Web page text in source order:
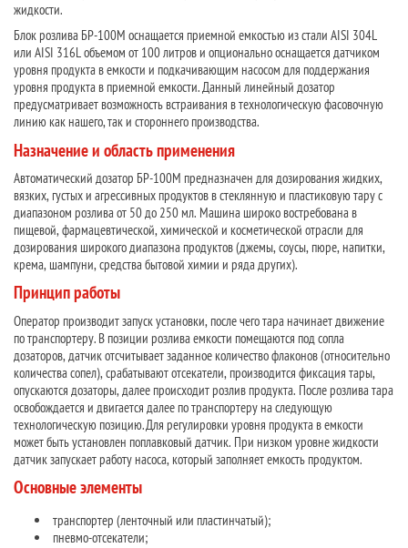
жидкости.
Блок розлива БР-100М оснащается приемной емкостью из стали AISI 304L
или AISI 316L объемом от 100 литров и опционально оснащается датчиком
уровня продукта в емкости и подкачивающим насосом для поддержания
уровня продукта в приемной емкости. Данный линейный дозатор
предусматривает возможность встраивания в технологическую фасовочную
линию как нашего, так и стороннего производства.
Назначение и область применения
Автоматический дозатор БР-100М предназначен для дозирования жидких,
вязких, густых и агрессивных продуктов в стеклянную и пластиковую тару с
диапазоном розлива от 50 до 250 мл. Машина широко востребована в
пищевой, фармацевтической, химической и косметической отрасли для
дозирования широкого диапазона продуктов (джемы, соусы, пюре, напитки,
крема, шампуни, средства бытовой химии и ряда других).
Принцип работы
Оператор производит запуск установки, после чего тара начинает движение
по транспортеру. В позиции розлива емкости помещаются под сопла
дозаторов, датчик отсчитывает заданное количество флаконов (относительно
количества сопел), срабатывают отсекатели, производится фиксация тары,
опускаются дозаторы, далее происходит розлив продукта. После розлива тара
освобождается и двигается далее по транспортеру на следующую
технологическую позицию. Для регулировки уровня продукта в емкости
может быть установлен поплавковый датчик. При низком уровне жидкости
датчик запускает работу насоса, который заполняет емкость продуктом.
Основные элементы
транспортер (ленточный или пластинчатый);
пневмо-отсекатели;